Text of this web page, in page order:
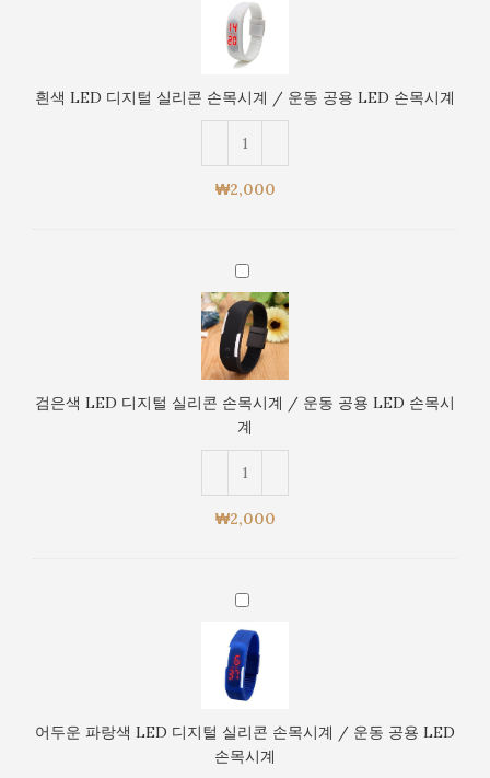
계
/
운
동
용
LED
손
계
LED
디
지
실
손
목
/
운
동
공
용
LED
손
시
계
흰색 LED 디지털 실리콘 손목시계 / 운동 공용 LED 손목시계
₩2,000
검
은
색
LED
디
털
실
손
목
/
운
동
공
용
LED
손
검은색 LED 디지털 실리콘 손목시계 / 운동 공용 LED 손목시
계
₩2,000
어
운
파
랑
LED
디
어두운 파랑색 LED 디지털 실리콘 손목시계 / 운동 공용 LED
손목시계